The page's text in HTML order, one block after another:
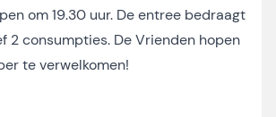
om 19.30 uur. De entree bedraagt
2 consumpties. De Vrienden hopen
te verwelkomen!